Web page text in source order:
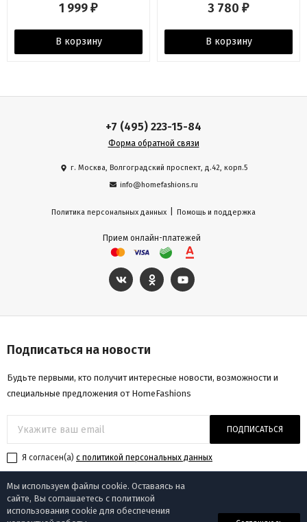
1 999 ₽
В корзину
3 780 ₽
В корзину
+7 (495) 223-15-84
Форма обратной связи
г. Москва, Волгоградский проспект, д.42, корп.5
info@homefashions.ru
Политика персональных данных Помощь и поддержка
Прием онлайн-платежей
Подписаться на новости
Будьте первыми, кто получит интересные новости, возможности и
специальные предложения от HomeFashions
ПОДПИСАТЬСЯ
Я согласен(a) с политикой персональных данных
© «Homefashions», 2009-2025
Мы используем файлы cookie. Оставаясь на
сайте, Вы соглашаетесь с политикой
использования cookie для обеспечения